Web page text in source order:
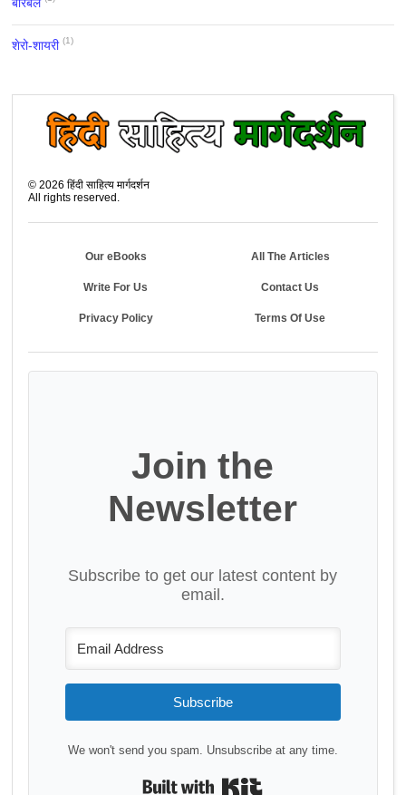
शेरो-शायरी (1)
©2026 हिंदी साहित्य मार्गदर्शन
All rights reserved.
Our eBooks All The Articles
Write For Us Contact Us
Privacy Policy Terms Of Use
Join the
Newsletter
Subscribe to get our latest content by
email.
Subscribe
We won't send you spam. Unsubscribe at any time.